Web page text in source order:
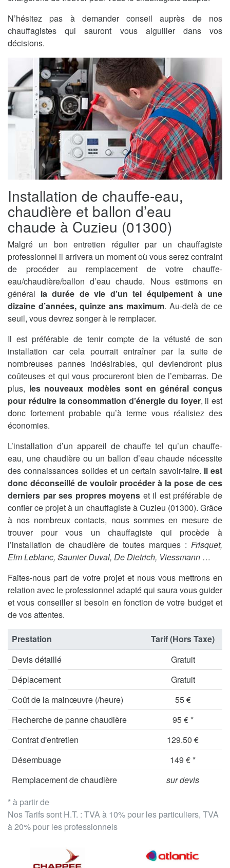
N’hésitez pas à demander conseil auprès de nos
chauffagistes qui sauront vous aiguiller dans vos
décisions.
Installation de chauffe-eau,
chaudière et ballon d’eau
chaude à Cuzieu (01300)
Malgré un bon entretien régulier par un chauffagiste
professionnel il arrivera un moment où vous serez contraint
de procéder au remplacement de votre chauffe-
eau/chaudière/ballon d’eau chaude. Nous estimons en
général la durée de vie d’un tel équipement à une
dizaine d’années, quinze ans maximum. Au-delà de ce
seuil, vous devrez songer à le remplacer.
Il est préférable de tenir compte de la vétusté de son
installation car cela pourrait entraîner par la suite de
nombreuses pannes indésirables, qui deviendront plus
coûteuses et qui vous procureront bien de l’embarras. De
plus, les nouveaux modèles sont en général conçus
pour réduire la consommation d’énergie du foyer, il est
donc fortement probable qu’à terme vous réalisiez des
économies.
L’installation d’un appareil de chauffe tel qu’un chauffe-
eau, une chaudière ou un ballon d’eau chaude nécessite
des connaissances solides et un certain savoir-faire. Il est
donc déconseillé de vouloir procéder à la pose de ces
derniers par ses propres moyens et il est préférable de
confier ce projet à un chauffagiste à Cuzieu (01300). Grâce
à nos nombreux contacts, nous sommes en mesure de
trouver pour vous un chauffagiste qui procède à
l’installation de chaudière de toutes marques : Frisquet,
Elm Leblanc, Saunier Duval, De Dietrich, Viessmann …
Faites-nous part de votre projet et nous vous mettrons en
relation avec le professionnel adapté qui saura vous guider
et vous conseiller si besoin en fonction de votre budget et
de vos attentes.
* à partir de
Nos Tarifs sont H.T. : TVA à 10% pour les particuliers, TVA
à 20% pour les professionnels
Prestation
Tarif (Hors Taxe)
Devis détaillé
Gratuit
Déplacement
Gratuit
Coût de la mainœuvre (/heure)
55 €
Recherche de panne chaudière
95 € *
Contrat d'entretien
129.50 €
Désembuage
149 € *
Remplacement de chaudière
sur devis